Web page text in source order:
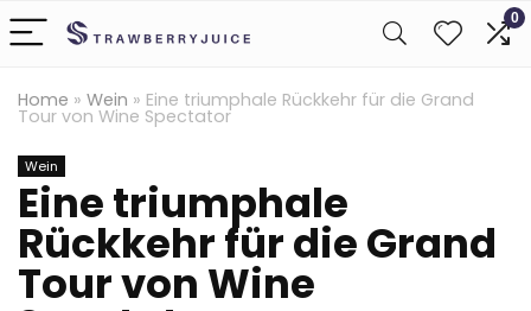
0
Home » Wein » Eine triumphale Rückkehr für die Grand
Tour von Wine Spectator
Wein
Eine triumphale
Rückkehr für die Grand
Tour von Wine